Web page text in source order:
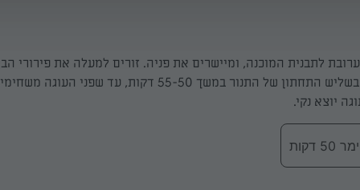
לתבנית המוכנה, ומיישרים את פניה. זורים למעלה את פירורי
הנותרים. אופים בשליש התחתון של התנור במשך 55-50 דקות, עד שפני
יוצא נקי.
דקות